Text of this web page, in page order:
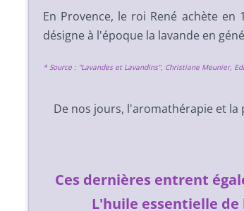
En Provence, le roi René achète
désigne à l'époque la lavande en
* Source : "Lavandes et Lavandins", Christiane Meunier,
De nos jours, l'aromathérapie et
Ces dernières entrent
L'huile essentielle